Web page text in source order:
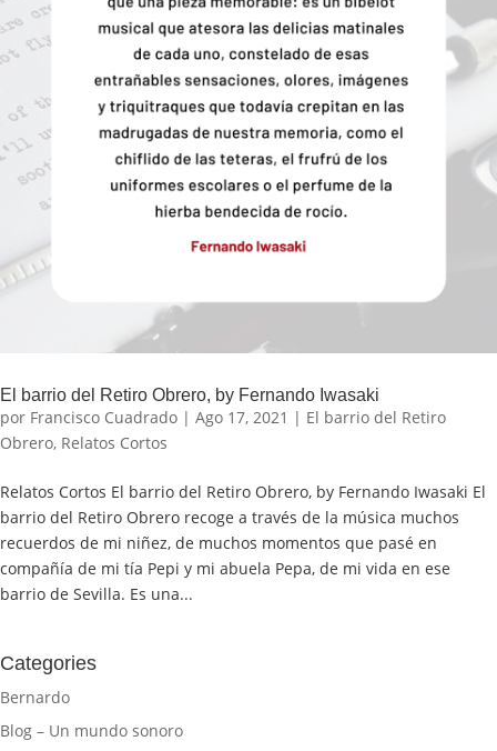
El barrio del Retiro Obrero, by Fernando Iwasaki
por Francisco Cuadrado | Ago 17, 2021 | El barrio del Retiro
Obrero, Relatos Cortos
Relatos Cortos El barrio del Retiro Obrero, by Fernando Iwasaki El
barrio del Retiro Obrero recoge a través de la música muchos
recuerdos de mi niñez, de muchos momentos que pasé en
compañía de mi tía Pepi y mi abuela Pepa, de mi vida en ese
barrio de Sevilla. Es una...
Categories
Bernardo
Blog – Un mundo sonoro